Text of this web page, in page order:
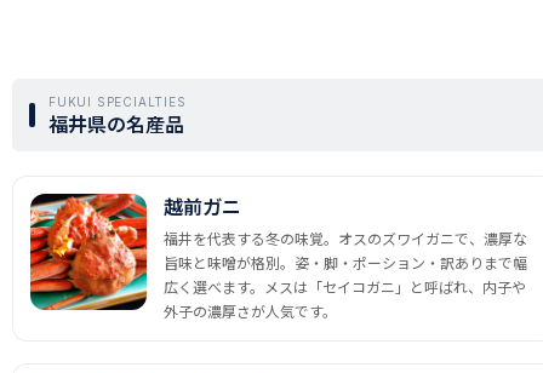
FUKUI SPECIALTIES
福井県の名産品
越前ガニ
福井を代表する冬の味覚。オスのズワイガニで、濃厚な
旨味と味噌が格別。姿・脚・ポーション・訳ありまで幅
広く選べます。メスは「セイコガニ」と呼ばれ、内子や
外子の濃厚さが人気です。